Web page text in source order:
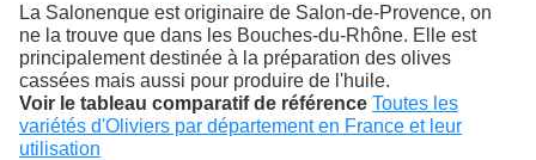
La Salonenque est originaire de Salon-de-Provence, on
ne la trouve que dans les Bouches-du-Rhône. Elle est
principalement destinée à la préparation des olives
cassées mais aussi pour produire de l'huile.
Voir le tableau comparatif de référence Toutes les
variétés d'Oliviers par département en France et leur
utilisation